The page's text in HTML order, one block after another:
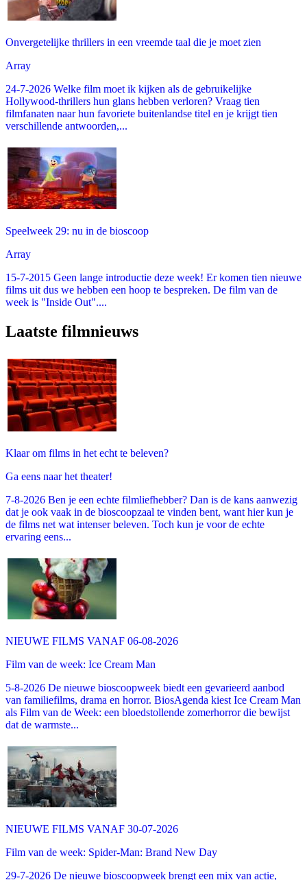
Onvergetelijke thrillers in een vreemde taal die je moet zien
Array
24-7-2026 Welke film moet ik kijken als de gebruikelijke
Hollywood-thrillers hun glans hebben verloren? Vraag tien
filmfanaten naar hun favoriete buitenlandse titel en je krijgt tien
verschillende antwoorden,...
Speelweek 29: nu in de bioscoop
Array
15-7-2015 Geen lange introductie deze week! Er komen tien nieuwe
films uit dus we hebben een hoop te bespreken. De film van de
week is "Inside Out"....
Laatste filmnieuws
Klaar om films in het echt te beleven?
Ga eens naar het theater!
7-8-2026 Ben je een echte filmliefhebber? Dan is de kans aanwezig
dat je ook vaak in de bioscoopzaal te vinden bent, want hier kun je
de films net wat intenser beleven. Toch kun je voor de echte
ervaring eens...
NIEUWE FILMS VANAF 06-08-2026
Film van de week: Ice Cream Man
5-8-2026 De nieuwe bioscoopweek biedt een gevarieerd aanbod
van familiefilms, drama en horror. BiosAgenda kiest Ice Cream Man
als Film van de Week: een bloedstollende zomerhorror die bewijst
dat de warmste...
NIEUWE FILMS VANAF 30-07-2026
Film van de week: Spider-Man: Brand New Day
29-7-2026 De nieuwe bioscoopweek brengt een mix van actie,